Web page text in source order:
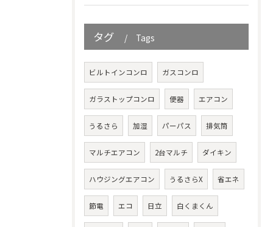
タグ Tags
ビルトインコンロ ガスコンロ
ガラストップコンロ 便器 エアコン
うるさら 加湿 パーパス 排気筒
マルチエアコン 2台マルチ ダイキン
ハウジングエアコン うるさらX 省エネ
節電 エコ 日立 白くまくん